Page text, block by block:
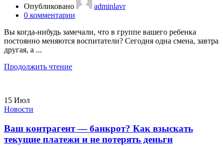
Опубликовано
adminlavr
0 комментарии
Вы когда-нибудь замечали, что в группе вашего ребенка
постоянно меняются воспитатели? Сегодня одна смена, завтра
другая, а ...
Продолжить чтение
15 Июл
Новости
Ваш контрагент — банкрот? Как взыскать
текущие платежи и не потерять деньги